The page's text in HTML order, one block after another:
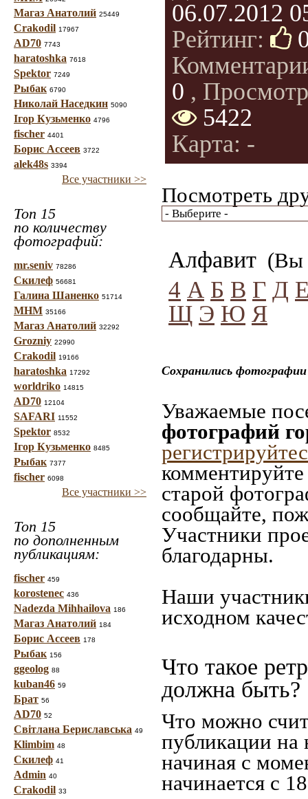
Магаз Анатолий 25449
Crakodil 17967
AD70 7743
haratoshka 7618
Spektor 7249
Рыбак 6790
Николай Наседкин 5090
Ігор Кузьменко 4796
fischer 4401
Борис Ассеев 3722
alek48s 3394
Все участники >>
Топ 15
по количеству
фотографий:
mr.seniv 78286
Скилеф 56681
Галина Шаненко 51714
МНМ 35166
Магаз Анатолий 32292
Grozniy 22990
Crakodil 19166
haratoshka 17292
worldriko 14815
AD70 12104
SAFARI 11552
Spektor 8532
Ігор Кузьменко 8485
Рыбак 7377
fischer 6098
Все участники >>
Топ 15
по дополненным
публикациям:
fischer 459
korostenec 436
Nadezda Mihhailova 186
Магаз Анатолий 184
Борис Ассеев 178
Рыбак 156
ggeolog 88
kuban46 59
Брат 56
AD70 52
Світлана Бериславська 49
Klimbim 48
Скилеф 41
Admin 40
Crakodil 33
06.07.2012
Рейтинг:
0 ,
5422
Карта: -
Посмотреть
Алфавит (Вы
4 А Б В Г Д
Щ Э Ю Я
Сохранились
Уважаемые
фотографий
старой
сообщайте,
Участники
благодарны.
Наши
исходном
Что такое
должна быть?
Что можно
публикации
начиная c
начинается с